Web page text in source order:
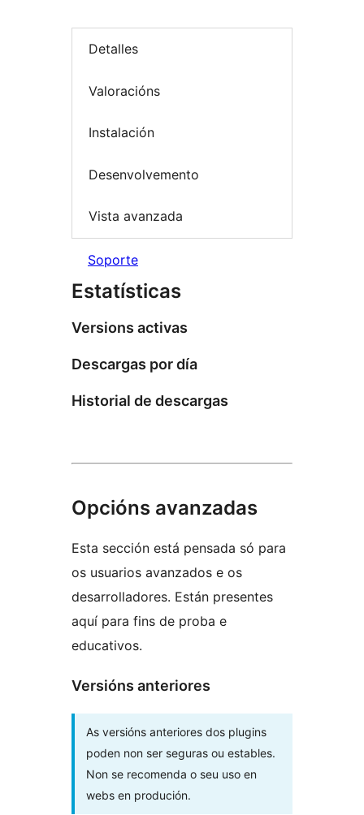
Detalles
Valoracións
Instalación
Desenvolvemento
Vista avanzada
Soporte
Estatísticas
Versions activas
Descargas por día
Historial de descargas
Opcións avanzadas
Esta sección está pensada só para
os usuarios avanzados e os
desarrolladores. Están presentes
aquí para fins de proba e
educativos.
Versións anteriores
As versións anteriores dos plugins
poden non ser seguras ou estables.
Non se recomenda o seu uso en
webs en produción.